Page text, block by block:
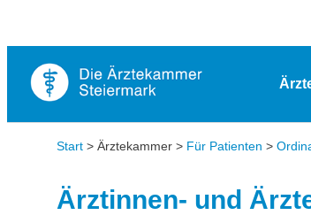
Start > Ärztekammer > Für Patienten >
Ärztinnen- und